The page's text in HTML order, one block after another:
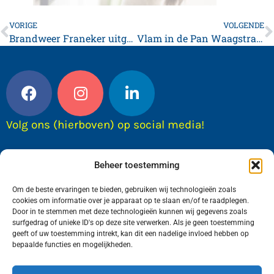
Beheer toestemming
Om de beste ervaringen te bieden, gebruiken wij technologieën zoals
cookies om informatie over je apparaat op te slaan en/of te raadplegen.
Door in te stemmen met deze technologieën kunnen wij gegevens zoals
surfgedrag of unieke ID's op deze site verwerken. Als je geen toestemming
geeft of uw toestemming intrekt, kan dit een nadelige invloed hebben op
bepaalde functies en mogelijkheden.
VORIGE
Brandweer Franeker uitgerukt in compagnieverband.
VOLGENDE
Vlam in de Pan Waagstraat Franeker
Volg ons (hierboven) op social media!
Wij van FranekerActueel.nl verzorgen het nieuws
in de Gemeente Waadhoeke. Met als hoofdplaats